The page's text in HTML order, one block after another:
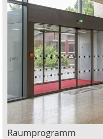
Raumprogramm